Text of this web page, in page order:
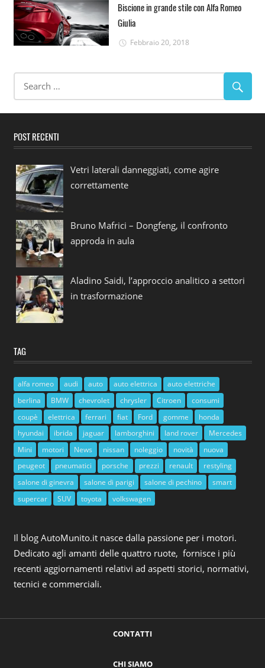
Biscione in grande stile con Alfa Romeo
Giulia
Febbraio 20, 2018
POST RECENTI
Vetri laterali danneggiati, come agire
correttamente
Bruno Mafrici – Dongfeng, il confronto
approda in aula
Aladino Saidi, l’approccio analitico a settori
in trasformazione
TAG
alfa romeo audi auto auto elettrica
auto elettriche
berlina
BMW chevrolet chrysler Citroen
consumi
coupè
elettrica ferrari fiat Ford gomme
honda
hyundai
ibrida jaguar lamborghini land rover
Mercedes
Mini
motori News nissan noleggio novità
nuova
peugeot
pneumatici porsche prezzi renault
restyling
salone di ginevra
salone di parigi salone di pechino
smart
supercar
SUV toyota volkswagen
Il blog AutoMunito.it nasce dalla passione per i motori.
Dedicato agli amanti delle quattro ruote, fornisce i più
recenti aggiornamenti relativi ad aspetti storici, normativi,
tecnici e commerciali.
CONTATTI
CHI SIAMO